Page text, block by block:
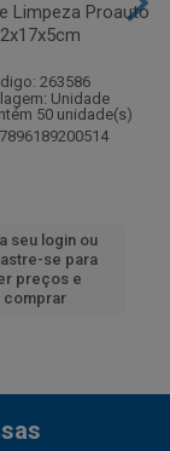
Limpeza Proauto
263586
Unidade
50 unidade(s)
seu login ou
se para
preços e
comprar